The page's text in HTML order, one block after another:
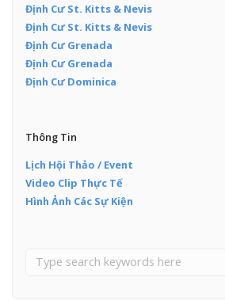
Định Cư St. Kitts & Nevis
Định Cư St. Kitts & Nevis
Định Cư Grenada
Định Cư Grenada
Định Cư Dominica
Thông Tin
Lịch Hội Thảo / Event
Video Clip Thực Tế
Hình Ảnh Các Sự Kiện